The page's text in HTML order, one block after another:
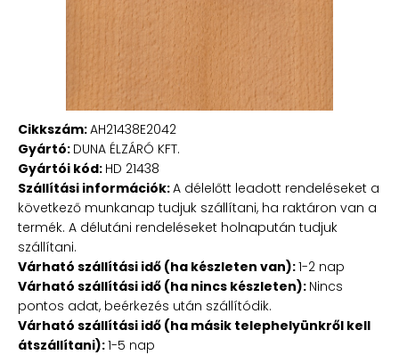
Cikkszám:AH21438E2042
Gyártó: DUNA ÉLZÁRÓ KFT.
Gyártói kód: HD 21438
Szállítási információk:A délelőtt leadott rendeléseket a
következő munkanap tudjuk szállítani, ha raktáron van a
termék. A délutáni rendeléseket holnapután tudjuk
szállítani.
Várható szállítási idő (ha készleten van):1-2 nap
Várható szállítási idő (ha nincs készleten): Nincs
pontos adat, beérkezés után szállítódik.
Várható szállítási idő (ha másik telephelyünkről kell
átszállítani):1-5 nap